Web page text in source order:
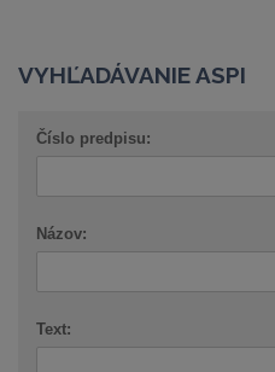
VYHĽADÁVANIE ASPI
Číslo predpisu:
Názov:
Text: